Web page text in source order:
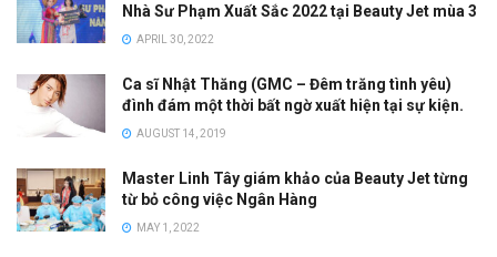
Nhà Sư Phạm Xuất Sắc 2022 tại Beauty Jet mùa 3
APRIL 30, 2022
Ca sĩ Nhật Thăng (GMC – Đêm trăng tình yêu)
đình đám một thời bất ngờ xuất hiện tại sự kiện.
AUGUST 14, 2019
Master Linh Tây giám khảo của Beauty Jet từng
từ bỏ công việc Ngân Hàng
MAY 1, 2022